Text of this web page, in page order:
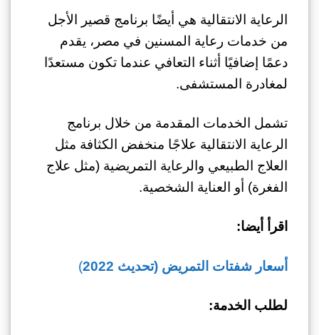
الرعاية الانتقالية هي أيضًا برنامج قصير الأجل
من خدمات رعاية المسنين في مصر، يقدم
دعمًا إضافيًا أثناء التعافي عندما تكون مستعدًا
لمغادرة المستشفى.
تشمل الخدمات المقدمة من خلال برنامج
الرعاية الانتقالية علاجًا منخفض الكثافة مثل
العلاج الطبيعي والرعاية التمريضية (مثل علاج
الفغرة) أو العناية الشخصية.
اقرأ أيضا:
أسعار شفتات التمريض (تحديث 2022 )
لطلب الخدمة: